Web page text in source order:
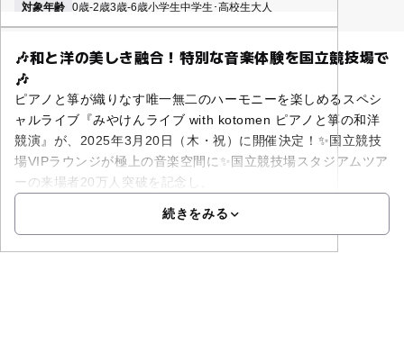
対象年齢 0歳-2歳3歳-6歳小学生中学生･高校生大人
🎶和と洋の美しき融合！特別な音楽体験を国立競技場で
🎶
ピアノと箏が織りなす唯一無二のハーモニーを楽しめるスペシ
ャルライブ『みやけんライブ with kotomen ピアノと箏の和洋
競演』が、2025年3月20日（木・祝）に開催決定！✨国立競技
場VIPラウンジが極上の音楽空間に✨国立競技場スタジアムツア
ーの来場者20万人突破を記念し、
続きをみる